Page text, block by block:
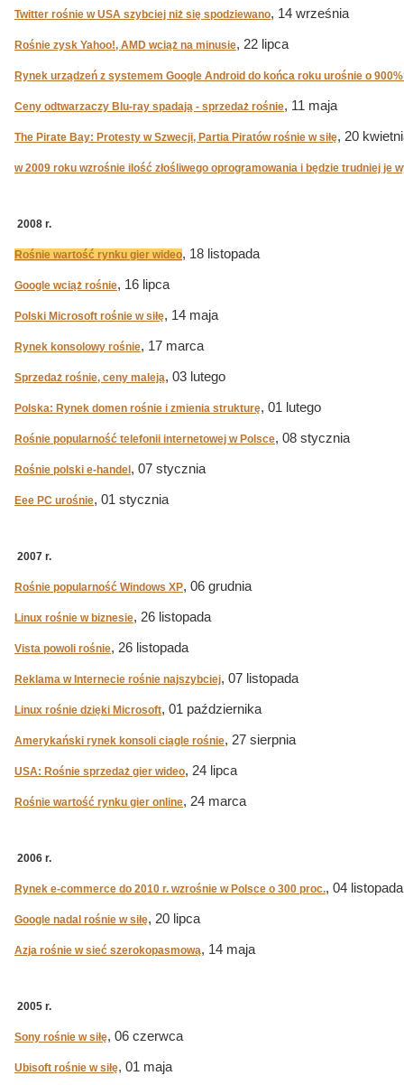
Twitter rośnie w USA szybciej niż się spodziewano, 14 września
Rośnie zysk Yahoo!, AMD wciąż na minusie, 22 lipca
Rynek urządzeń z systemem Google Android do końca roku urośnie o
Ceny odtwarzaczy Blu-ray spadają - sprzedaż rośnie, 11 maja
The Pirate Bay: Protesty w Szwecji, Partia Piratów rośnie w siłę, 20
w 2009 roku wzrośnie ilość złośliwego oprogramowania i będzie trudniej je
2008 r.
Rośnie wartość rynku gier wideo, 18 listopada
Google wciąż rośnie, 16 lipca
Polski Microsoft rośnie w siłę, 14 maja
Rynek konsolowy rośnie, 17 marca
Sprzedaż rośnie, ceny maleją, 03 lutego
Polska: Rynek domen rośnie i zmienia strukturę, 01 lutego
Rośnie popularność telefonii internetowej w Polsce, 08 stycznia
Rośnie polski e-handel , 07 stycznia
Eee PC urośnie, 01 stycznia
2007 r.
Rośnie popularność Windows XP, 06 grudnia
Linux rośnie w biznesie, 26 listopada
Vista powoli rośnie, 26 listopada
Reklama w Internecie rośnie najszybciej, 07 listopada
Linux rośnie dzięki Microsoft, 01 października
Amerykański rynek konsoli ciągle rośnie, 27 sierpnia
USA: Rośnie sprzedaż gier wideo, 24 lipca
Rośnie wartość rynku gier online, 24 marca
2006 r.
Rynek e-commerce do 2010 r. wzrośnie w Polsce o 300 proc., 04 listopada
Google nadal rośnie w siłę, 20 lipca
Azja rośnie w sieć szerokopasmową, 14 maja
2005 r.
Sony rośnie w siłę, 06 czerwca
Ubisoft rośnie w siłę, 01 maja